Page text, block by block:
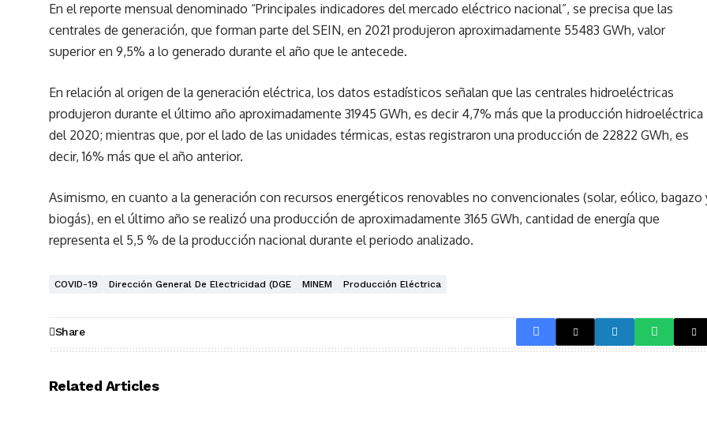
En el reporte mensual denominado “Principales indicadores del mercado eléctrico nacional”, se precisa que las
centrales de generación, que forman parte del SEIN, en 2021 produjeron aproximadamente 55483 GWh, valor
superior en 9,5% a lo generado durante el año que le antecede.
En relación al origen de la generación eléctrica, los datos estadísticos señalan que las centrales hidroeléctricas
produjeron durante el último año aproximadamente 31945 GWh, es decir 4,7% más que la producción hidroeléctrica
del 2020; mientras que, por el lado de las unidades térmicas, estas registraron una producción de 22822 GWh, es
decir, 16% más que el año anterior.
Asimismo, en cuanto a la generación con recursos energéticos renovables no convencionales (solar, eólico, bagazo
biogás), en el último año se realizó una producción de aproximadamente 3165 GWh, cantidad de energía que
representa el 5,5 % de la producción nacional durante el periodo analizado.
COVID-19 Dirección General De Electricidad (DGE MINEM Producción Eléctrica
Share
Related Articles